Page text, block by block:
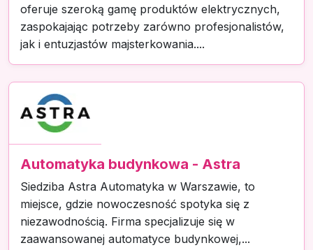
oferuje szeroką gamę produktów elektrycznych,
zaspokajając potrzeby zarówno profesjonalistów,
jak i entuzjastów majsterkowania....
Automatyka budynkowa - Astra
Siedziba Astra Automatyka w Warszawie, to
miejsce, gdzie nowoczesność spotyka się z
niezawodnością. Firma specjalizuje się w
zaawansowanej automatyce budynkowej,...